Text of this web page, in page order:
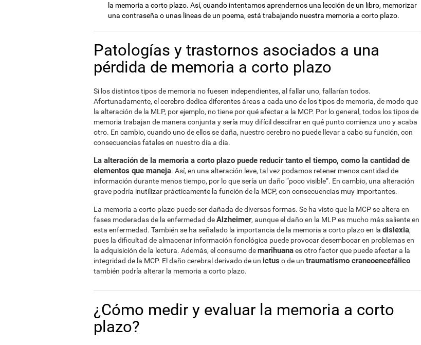
la memoria a corto plazo. Así, cuando intentamos aprendernos una lección de un libro, memorizar
una contraseña o unas líneas de un poema, está trabajando nuestra memoria a corto plazo.
Patologías y trastornos asociados a una
pérdida de memoria a corto plazo
Si los distintos tipos de memoria no fuesen independientes, al fallar uno, fallarían todos.
Afortunadamente, el cerebro dedica diferentes áreas a cada uno de los tipos de memoria, de modo que
la alteración de la MLP, por ejemplo, no tiene por qué afectar a la MCP. Por lo general, todos los tipos de
memoria trabajan de manera conjunta y sería muy difícil descifrar en qué punto comienza uno y acaba
otro. En cambio, cuando uno de ellos se daña, nuestro cerebro no puede llevar a cabo su función, con
consecuencias fatales en nuestro día a día.
La alteración de la memoria a corto plazo puede reducir tanto el tiempo, como la cantidad de
elementos que maneja. Así, en una alteración leve, tal vez podamos retener menos cantidad de
información durante menos tiempo, por lo que sería un daño “poco visible”. En cambio, una alteración
grave podría inutilizar prácticamente la función de la MCP, con consecuencias muy importantes.
La memoria a corto plazo puede ser dañada de diversas formas. Se ha visto que la MCP se altera en
fases moderadas de la enfermedad deAlzheimer, aunque el daño en la MLP es mucho más saliente en
esta enfermedad. También se ha señalado la importancia de la memoria a corto plazo en la dislexia,
pues la dificultad de almacenar información fonológica puede provocar desembocar en problemas en
la adquisición de la lectura. Además, el consumo demarihuanaes otro factor que puede afectar a la
integridad de la MCP. El daño cerebral derivado de un ictus o de un traumatismo craneoencefálico
también podría alterar la memoria a corto plazo.
¿Cómo medir y evaluar la memoria a corto
plazo?